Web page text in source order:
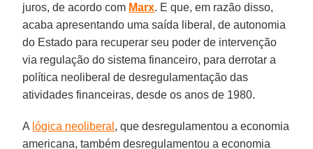
juros, de acordo com Marx. E que, em razão disso,
acaba apresentando uma saída liberal, de autonomia
do Estado para recuperar seu poder de intervenção
via regulação do sistema financeiro, para derrotar a
política neoliberal de desregulamentação das
atividades financeiras, desde os anos de 1980.
A lógica neoliberal , que desregulamentou a economia
americana, também desregulamentou a economia